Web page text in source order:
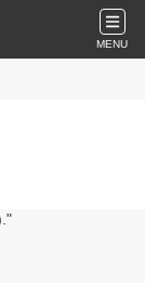
MENU